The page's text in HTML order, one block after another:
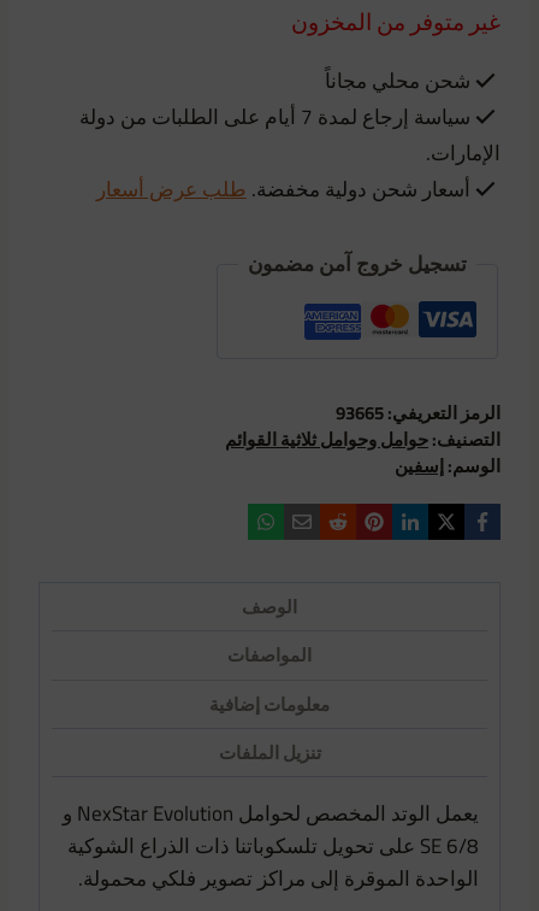
غير متوفر من المخزون
شحن محلي مجاناً
سياسة إرجاع لمدة 7 أيام على الطلبات من دولة
الإمارات.
أسعار شحن دولية مخفضة.طلب عرض أسعار
تسجيل خروج آمن مضمون
الرمز التعريفي:93665
التصنيف:حوامل وحوامل ثلاثية القوائم
الوسم:إسفين
الوصف
المواصفات
معلومات إضافية
تنزيل الملفات
يعمل الوتد المخصص لحوامل NexStar Evolution و
SE 6/8 على تحويل تلسكوباتنا ذات الذراع الشوكية
الواحدة الموقرة إلى مراكز تصوير فلكي محمولة.